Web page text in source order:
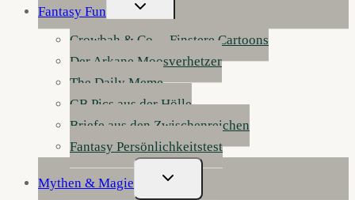
Fantasy Fun
Untermenü
Umschalten
Crowbah & Co. – Finstere Cartoons
Der Arkane Moosverhetzer
The Daily Meme
GB Pics aus der Hölle
Briefe aus den Zwischenreichen
Fantasy Persönlichkeitstest
Mythen & Magie
Untermenü
Umschalten